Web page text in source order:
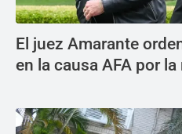
El juez Amarante
en la causa AFA por